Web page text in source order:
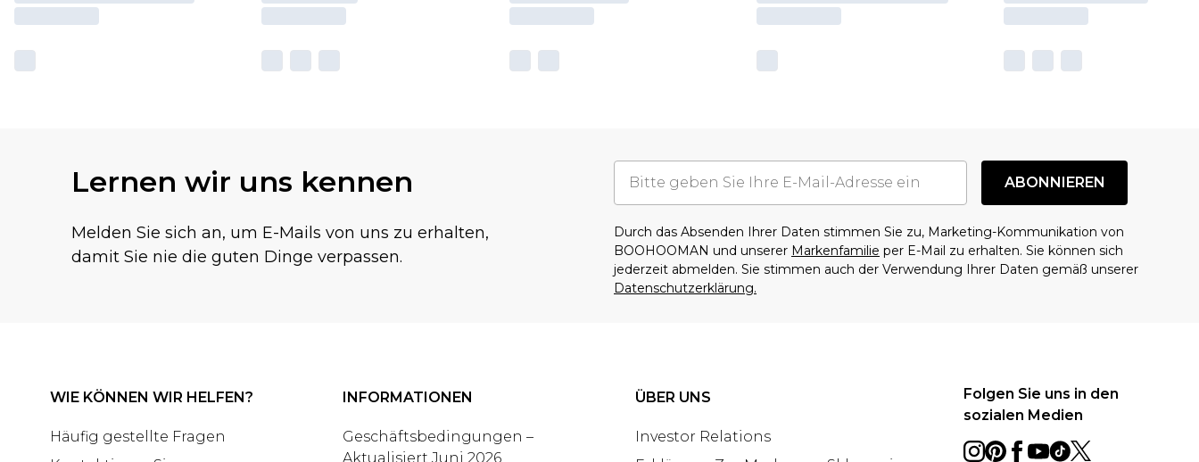
Lernen wir uns kennen
Melden Sie sich an, um E-Mails von uns zu erhalten,
damit Sie nie die guten Dinge verpassen.
ABONNIEREN
Durch das Absenden Ihrer Daten stimmen Sie zu, Marketing-Kommunikation von
BOOHOOMAN und unserer Markenfamilie per E-Mail zu erhalten. Sie können sich
jederzeit abmelden. Sie stimmen auch der Verwendung Ihrer Daten gemäß unserer
Datenschutzerklärung.
WIE KÖNNEN WIR HELFEN?
Häufig gestellte Fragen
INFORMATIONEN
Geschäftsbedingungen –
Aktualisiert Juni 2026
ÜBER UNS
Investor Relations
Folgen Sie uns in den
sozialen Medien